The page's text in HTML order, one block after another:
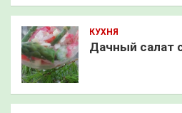
КУХНЯ
Дачный салат